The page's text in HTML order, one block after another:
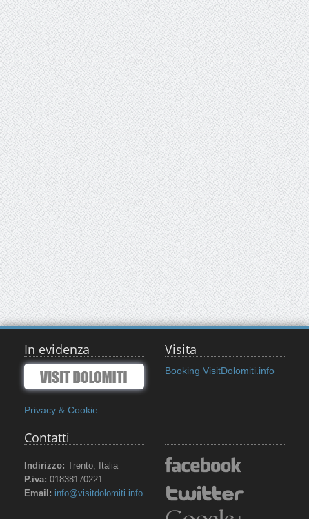
In evidenza
Privacy & Cookie
Visita
Booking VisitDolomiti.info
Contatti
Indirizzo: Trento, Italia
P.iva: 01838170221
Email: info@visitdolomiti.info